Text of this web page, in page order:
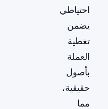
احتياطي
يضمن
تغطية
العملة
بأصول
حقيقية،
مما